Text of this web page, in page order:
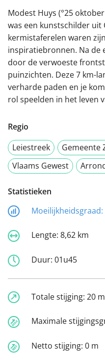
Modest Huys (°25
was een kunstschilder uit
kermistaferelen waren
inspiratiebronnen. Na de
door de verwoeste
puinzichten. Deze 7 km-
verharde paden en je
rol speelden in het leven
Regio
Leiestreek
Gemeente
Vlaams Gewest
Statistieken
Moeilijkheidsgraad:
Lengte: 8,62 km
Duur: 01u45
Totale stijging: 20 m
Maximale
Netto stijging: 0 m